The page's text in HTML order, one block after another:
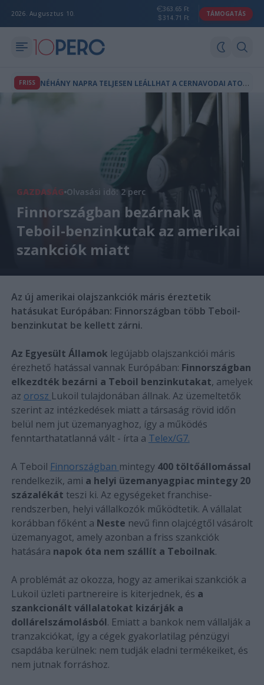
2026. Augusztus 10.
363.65 Ft
314.71 Ft
TÁMOGATÁS
FRISS N
ÉHÁNY NAPRA TELJESEN LEÁLLHAT A CERNAVODAI ATOMERŐMŰ ROMÁNIÁBAN
GAZDASÁG Olvasási idő: 2 perc
Finnországban bezárnak a
Teboil-benzinkutak az amerikai
szankciók miatt
Az új amerikai olajszankciók máris éreztetik
hatásukat Európában: Finnországban több Teboil-
benzinkutat be kellett zárni.
Az Egyesült Államok legújabb olajszankciói máris
érezhető hatással vannak Európában: Finnországban
elkezdték bezárni a Teboil benzinkutakat, amelyek
az orosz Lukoil tulajdonában állnak. Az üzemeltetők
szerint az intézkedések miatt a társaság rövid időn
belül nem jut üzemanyaghoz, így a működés
fenntarthatatlanná vált - írta a Telex/G7.
A Teboil Finnországban mintegy 400 töltőállomással
rendelkezik, ami a helyi üzemanyagpiac mintegy 20
százalékát teszi ki. Az egységeket franchise-
rendszerben, helyi vállalkozók működtetik. A vállalat
korábban főként a Neste nevű finn olajcégtől vásárolt
üzemanyagot, amely azonban a friss szankciók
hatására napok óta nem szállít a Teboilnak.
A problémát az okozza, hogy az amerikai szankciók a
Lukoil üzleti partnereire is kiterjednek, és a
szankcionált vállalatokat kizárják a
dollárelszámolásból. Emiatt a bankok nem vállalják a
tranzakciókat, így a cégek gyakorlatilag pénzügyi
csapdába kerülnek: nem tudják eladni termékeiket, és
nem jutnak forráshoz.